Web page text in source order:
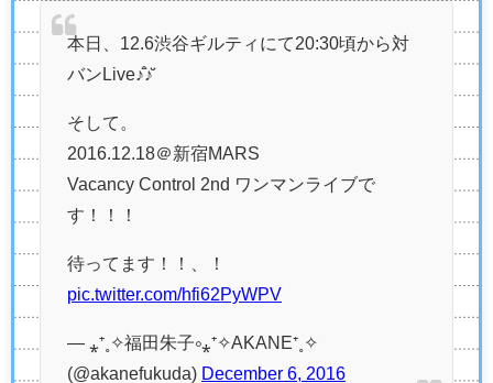
本日、12.6渋谷ギルティにて20:30頃から対
バンLive♪̊̈♪̆̈
そして。
2016.12.18＠新宿MARS
Vacancy Control 2nd ワンマンライブで
す！！！
待ってます！！、！
pic.twitter.com/hfi62PyWPV
— ⁎⁺˳✧福田朱子༚⁎⁺✧AKANE⁺˳✧
(@akanefukuda) December 6, 2016